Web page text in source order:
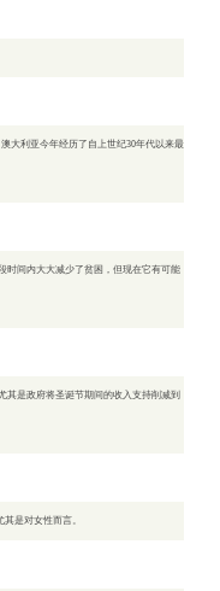
澳大利亚今年经历了自上世纪30年代以来最
时间内大大减少了贫困，但现在它有可能
其是政府将圣诞节期间的收入支持削减到
是对女性而言。